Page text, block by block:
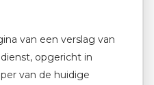
van een verslag van
opgericht in
van de huidige